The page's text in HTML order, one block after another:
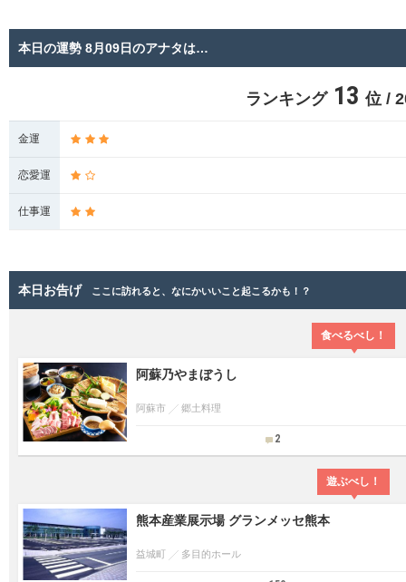
本日の運勢 8月09日のアナタは…
ランキング 13 位 /
金運
恋愛運
仕事運
本日お告げ ここに訪れると、なにかいいこと起こるかも！？
食べるべし！
阿蘇乃やまぼうし
阿蘇市 郷土料理
2
遊ぶべし！
熊本産業展示場 グランメッセ熊本
益城町 多目的ホール